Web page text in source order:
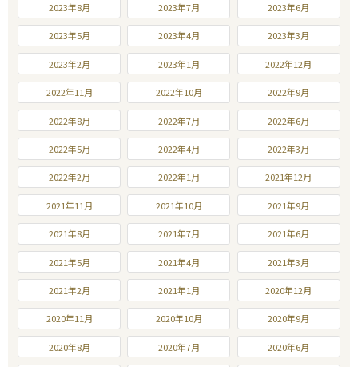
2023年8月 2023年7月 2023年6月
2023年5月 2023年4月 2023年3月
2023年2月 2023年1月 2022年12月
2022年11月 2022年10月 2022年9月
2022年8月 2022年7月 2022年6月
2022年5月 2022年4月 2022年3月
2022年2月 2022年1月 2021年12月
2021年11月 2021年10月 2021年9月
2021年8月 2021年7月 2021年6月
2021年5月 2021年4月 2021年3月
2021年2月 2021年1月 2020年12月
2020年11月 2020年10月 2020年9月
2020年8月 2020年7月 2020年6月